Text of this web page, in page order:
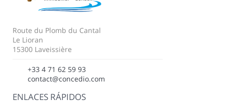
Route du Plomb du Cantal
Le Lioran
15300 Laveissière
+33 4 71 62 59 93
contact@concedio.com
ENLACES RÁPIDOS